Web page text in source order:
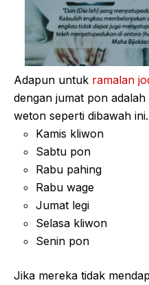
Adapun untuk ramalan
dengan jumat pon
weton seperti dibawah ini.
Kamis kliwon
Sabtu pon
Rabu pahing
Rabu wage
Jumat legi
Selasa kliwon
Senin pon
Jika mereka tidak